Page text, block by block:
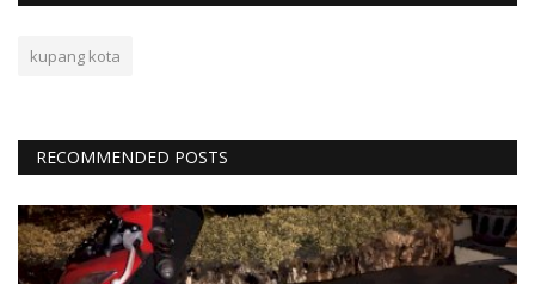
kupang kota
RECOMMENDED POSTS